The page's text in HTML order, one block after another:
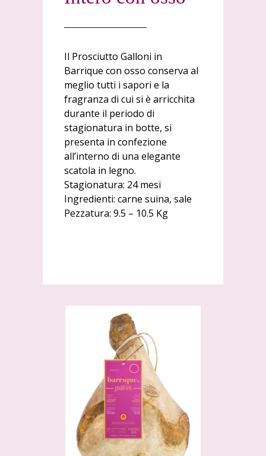
Il Prosciutto Galloni in
Barrique con osso conserva al
meglio tutti i sapori e la
fragranza di cui si è arricchita
durante il periodo di
stagionatura in botte, si
presenta in confezione
all’interno di una elegante
scatola in legno.
Stagionatura: 24 mesi
Ingredienti: carne suina, sale
Pezzatura: 9.5 – 10.5 Kg